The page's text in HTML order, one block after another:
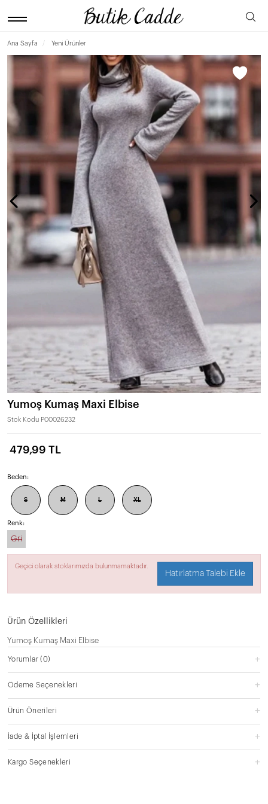
Ana Sayfa Yeni Ürünler
Yumoş Kumaş Maxi Elbise
Stok Kodu P00026232
479,99 TL
Beden:
S M L XL
Renk:
Gri
Geçici olarak stoklarımızda bulunmamaktadır.
Hatırlatma Talebi Ekle
Ürün Özellikleri
Yumoş Kumaş Maxi Elbise
Yorumlar(0)
Ödeme Seçenekleri
Ürün Önerileri
İade & İptal İşlemleri
Kargo Seçenekleri